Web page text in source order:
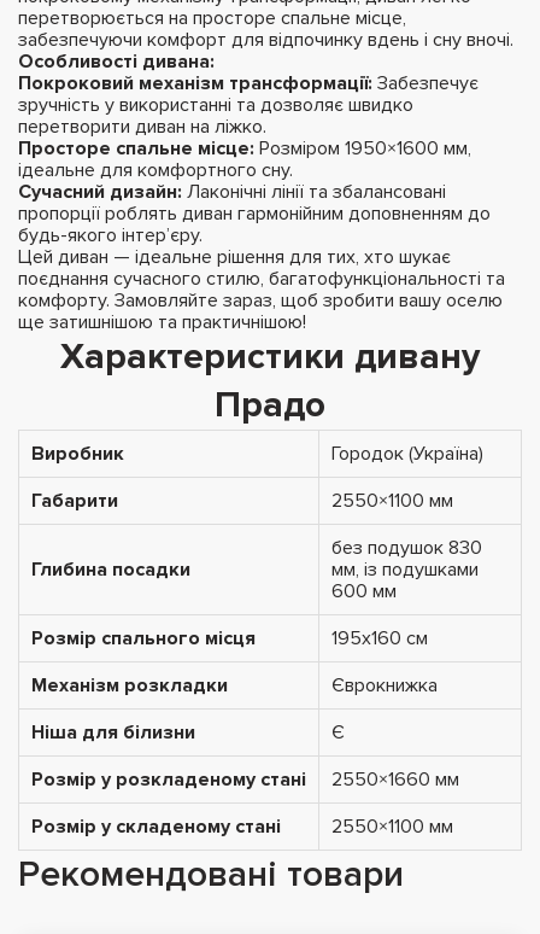
перетворюється на просторе спальне місце,
забезпечуючи комфорт для відпочинку вдень і сну вночі.
Особливості дивана:
Покроковий механізм трансформації: Забезпечує
зручність у використанні та дозволяє швидко
перетворити диван на ліжко.
Просторе спальне місце: Розміром 1950×1600 мм,
ідеальне для комфортного сну.
Сучасний дизайн: Лаконічні лінії та збалансовані
пропорції роблять диван гармонійним доповненням до
будь-якого інтер’єру.
Цей диван — ідеальне рішення для тих, хто шукає
поєднання сучасного стилю, багатофункціональності та
комфорту. Замовляйте зараз, щоб зробити вашу оселю
ще затишнішою та практичнішою!
Характеристики дивану
Прадо
Виробник
Городок (Україна)
Габарити
2550×1100 мм
Глибина посадки
без подушок 830
мм, із подушками
600 мм
Розмір спального місця
195х160 см
Механізм розкладки
Єврокнижка
Ніша для білизни
Є
Розмір у розкладеному стані
2550×1660 мм
Розмір у складеному стані
2550×1100 мм
Рекомендовані товари